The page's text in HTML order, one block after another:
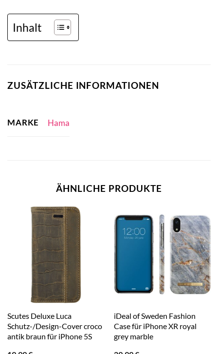
Inhalt
ZUSÄTZLICHE INFORMATIONEN
MARKE Hama
ÄHNLICHE PRODUKTE
Scutes Deluxe Luca
Schutz-/Design-Cover croco
antik braun für iPhone 5S
iDeal of Sweden Fashion
Case für iPhone XR royal
grey marble